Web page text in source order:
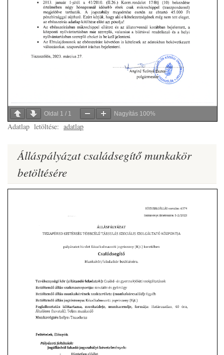
Oldal 1 / 1 Nagyítás 100%
Adatlap letöltése: adatlap
Álláspályázat családsegítő munkakör
betöltésére